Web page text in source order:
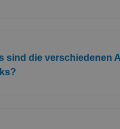
sind die verschiedenen